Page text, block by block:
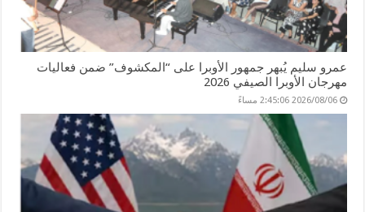
عمرو سليم يُبهر جمهور الأوبرا على “المكشوف” ضمن فعاليات
مهرجان الأوبرا الصيفي 2026
2026/08/06 2:45:06 مساءً